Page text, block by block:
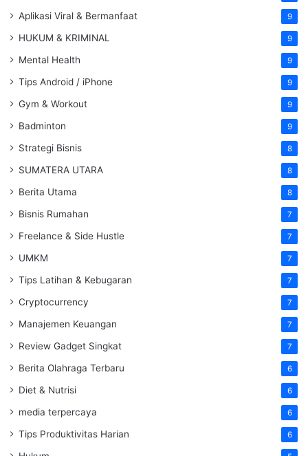
Aplikasi Viral & Bermanfaat 9
HUKUM & KRIMINAL 9
Mental Health 9
Tips Android / iPhone 9
Gym & Workout 9
Badminton 9
Strategi Bisnis 8
SUMATERA UTARA 8
Berita Utama 8
Bisnis Rumahan 7
Freelance & Side Hustle 7
UMKM 7
Tips Latihan & Kebugaran 7
Cryptocurrency 7
Manajemen Keuangan 7
Review Gadget Singkat 7
Berita Olahraga Terbaru 6
Diet & Nutrisi 6
media terpercaya 6
Tips Produktivitas Harian 6